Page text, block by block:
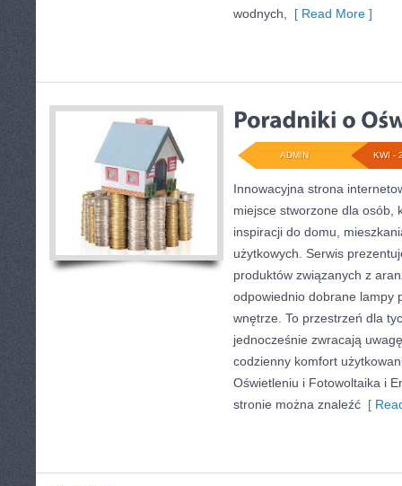
wodnych,
[ Read More ]
KWI -
ADMIN
Innowacyjna strona
miejsce stworzone dla osób,
inspiracji do domu,
użytkowych. Serwis
produktów związanych z
odpowiednio dobrane lampy
wnętrze. To przestrzeń dla
jednocześnie zwracają
codzienny komfort
Oświetleniu i Fotowoltaika i
stronie można znaleźć [